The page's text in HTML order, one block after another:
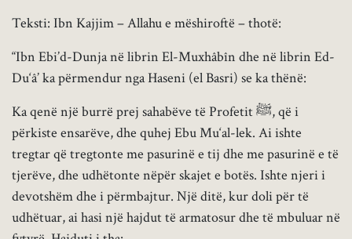
Teksti: Ibn Kajjim – Allahu e mëshiroftë – thotë:
“Ibn Ebi’d-Dunja në librin El-Muxhâbîn dhe në librin Ed-
Du‘â’ ka përmendur nga Haseni (el Basri) se ka thënë:
Ka qenë një burrë prej sahabëve të Profetit ﷺ, që i
përkiste ensarëve, dhe quhej Ebu Mu‘al-lek. Ai ishte
tregtar që tregtonte me pasurinë e tij dhe me pasurinë e të
tjerëve, dhe udhëtonte nëpër skajet e botës. Ishte njeri i
devotshëm dhe i përmbajtur. Një ditë, kur doli për të
udhëtuar, ai hasi një hajdut të armatosur dhe të mbuluar në